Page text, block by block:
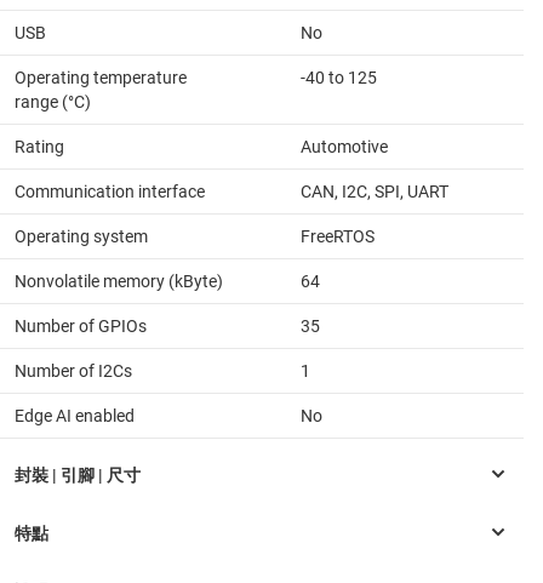
USB No
Operating temperature
range (°C)
-40 to 125
Rating Automotive
Communication interface CAN, I2C, SPI, UART
Operating system FreeRTOS
Nonvolatile memory (kByte) 64
Number of GPIOs 35
Number of I2Cs 1
Edge AI enabled No